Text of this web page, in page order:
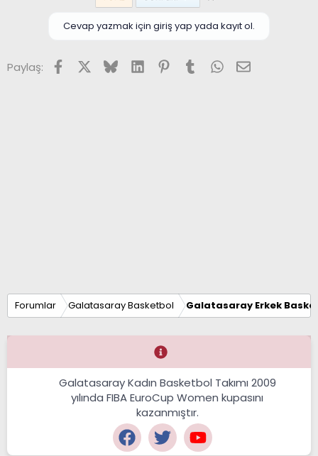
Cevap yazmak için giriş yap yada kayıt ol.
Paylaş: FacebookX (Twitter)
BlueskyLinkedInPinterest
TumblrWhatsApp
E-posta
Forumlar Galatasaray Basketbol Galatasaray Erkek
Galatasaray Kadın Basketbol Takımı 2009
yılında FIBA EuroCup Women kupasını
kazanmıştır.